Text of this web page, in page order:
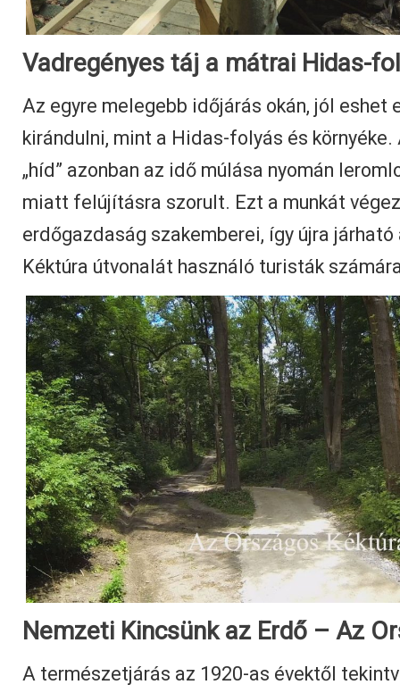
Vadregényes táj a mátrai Hidas-
Az egyre melegebb időjárás okán, jól eshet
kirándulni, mint a Hidas-folyás és környéke.
„híd” azonban az idő múlása nyomán
miatt felújításra szorult. Ezt a munkát
erdőgazdaság szakemberei, így újra járható
Kéktúra útvonalát használó turisták
Nemzeti Kincsünk az Erdő – Az
A természetjárás az 1920-as évektől